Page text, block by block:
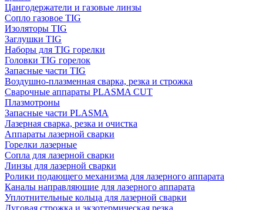
Цангодержатели и газовые линзы
Сопло газовое TIG
Изоляторы TIG
Заглушки TIG
Наборы для TIG горелки
Головки TIG горелок
Запасные части TIG
Воздушно-плазменная сварка, резка и строжка
Сварочные аппараты PLASMA CUT
Плазмотроны
Запасные части PLASMA
Лазерная сварка, резка и очистка
Аппараты лазерной сварки
Горелки лазерные
Сопла для лазерной сварки
Линзы для лазерной сварки
Ролики подающего механизма для лазерного аппарата
Каналы направляющие для лазерного аппарата
Уплотнительные кольца для лазерной сварки
Дуговая строжка и экзотермическая резка